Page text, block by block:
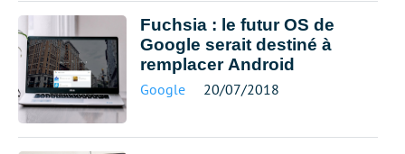
Fuchsia : le futur OS de
Google serait destiné à
remplacer Android
Google 20/07/2018